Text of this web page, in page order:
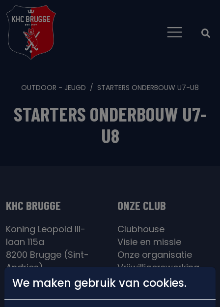
OUTDOOR - JEUGD STARTERS ONDERBOUW U7-U8
STARTERS ONDERBOUW U7-
U8
KHC BRUGGE
Koning Leopold III-
laan 115a
8200 Brugge (Sint-
Andries)
info@hockeybrugge.be
Clubhuis: +32 50 39
ONZE CLUB
Clubhouse
Visie en missie
Onze organisatie
Vrijwilligerswerking
Clubreglement
We maken gebruik van cookies.